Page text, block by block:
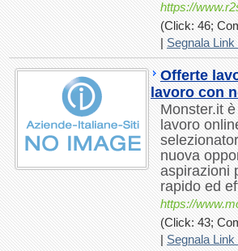
https://
(Click: 46;
|Segnala Link
Offerte
lavoro con
Monster.it
lavoro
nuova
aspirazioni
rapido ed
https://
(Click: 43;
|Segnala Link